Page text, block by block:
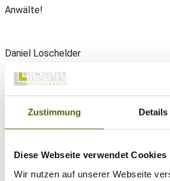
Zustimmung Details
Diese Webseite verwendet Cookies
Wir nutzen auf unserer Webseite
Anwälte!
Daniel Loschelder
Telefon:+49(0) 89 38 666 070
E-Mail:office@ll-ip.com
Kontakt